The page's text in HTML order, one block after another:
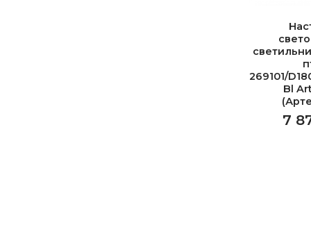
269101/
Bl
7